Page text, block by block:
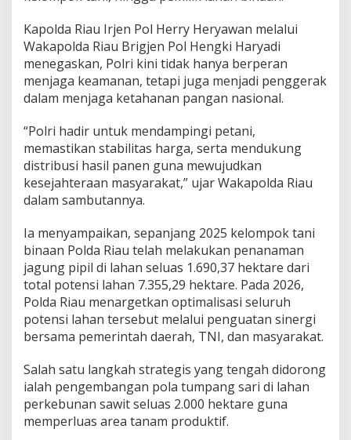
a
n
K
o
m
i
e
n
K
a
w
a
S
w
a
s
e
m
b
a
a
P
a
n
g
Kapolda Riau Irjen Pol Herry Heryawan melalui
Wakapolda Riau Brigjen Pol Hengki Haryadi
menegaskan, Polri kini tidak hanya berperan
menjaga keamanan, tetapi juga menjadi penggerak
dalam menjaga ketahanan pangan nasional.
“Polri hadir untuk mendampingi petani,
memastikan stabilitas harga, serta mendukung
distribusi hasil panen guna mewujudkan
kesejahteraan masyarakat,” ujar Wakapolda Riau
dalam sambutannya.
Ia menyampaikan, sepanjang 2025 kelompok tani
binaan Polda Riau telah melakukan penanaman
jagung pipil di lahan seluas 1.690,37 hektare dari
total potensi lahan 7.355,29 hektare. Pada 2026,
Polda Riau menargetkan optimalisasi seluruh
potensi lahan tersebut melalui penguatan sinergi
bersama pemerintah daerah, TNI, dan masyarakat.
Salah satu langkah strategis yang tengah didorong
ialah pengembangan pola tumpang sari di lahan
perkebunan sawit seluas 2.000 hektare guna
memperluas area tanam produktif.